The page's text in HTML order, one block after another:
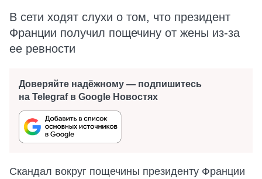
В сети ходят слухи о том, что президент
Франции получил пощечину от жены из-за
ее ревности
Доверяйте надёжному — подпишитесь
на Telegraf в Google Новостях
Скандал вокруг пощечины президенту Франции